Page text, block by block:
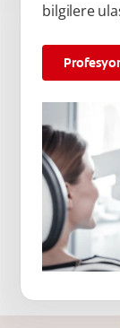
bilgilere